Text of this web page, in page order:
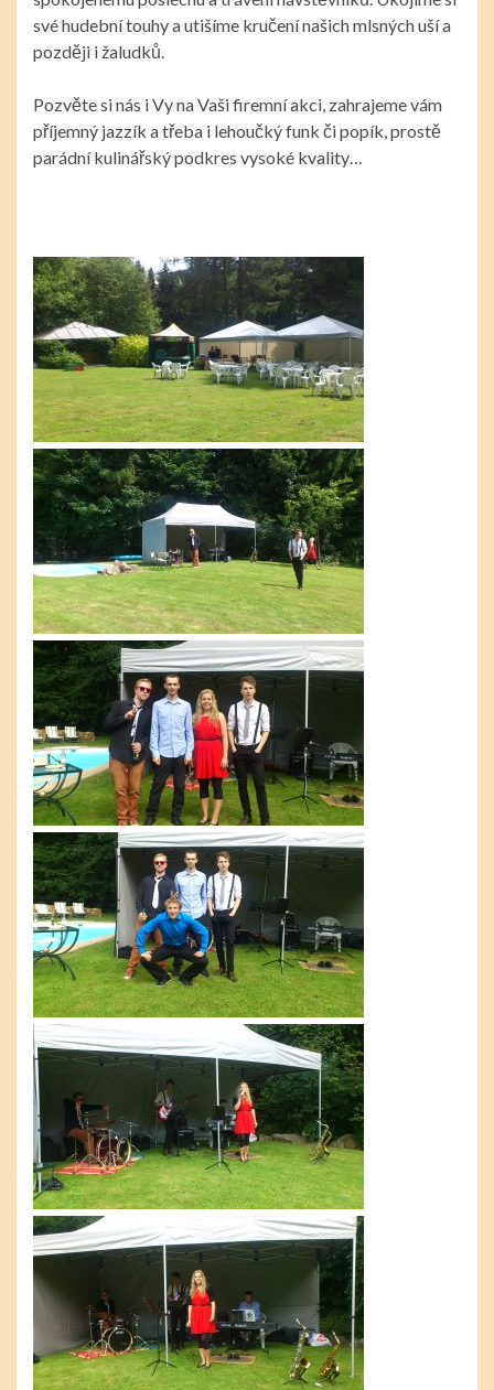
své hudební touhy a utišíme kručení našich mlsných uší a
později i žaludků.
Pozvěte si nás i Vy na Vaši firemní akci, zahrajeme vám
příjemný jazzík a třeba i lehoučký funk či popík, prostě
parádní kulinářský podkres vysoké kvality…